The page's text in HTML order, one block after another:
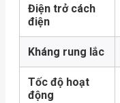
Điện trở cách
điện
Kháng rung lắc
Tốc độ hoạt
động